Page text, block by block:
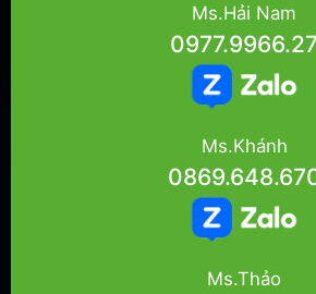
Ms.Hải Nam
0977.9966.27
Ms.Khánh
Ms.Thảo